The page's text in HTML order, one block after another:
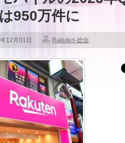
950万件に
12月01日 Rakuten-総合